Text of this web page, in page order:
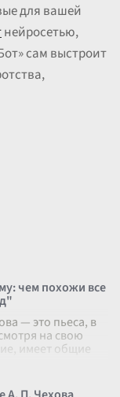
для вашей
нейросетью,
сам выстроит
чем похожи все
— это пьеса, в
на свою
имеет общие